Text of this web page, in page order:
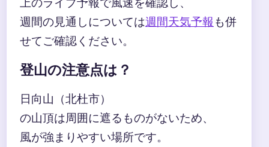
週間の見通しについては週間天気予報も併
せてご確認ください。
登山の注意点は？
日向山（北杜市）
の山頂は周囲に遮るものがないため、
風が強まりやすい場所です。